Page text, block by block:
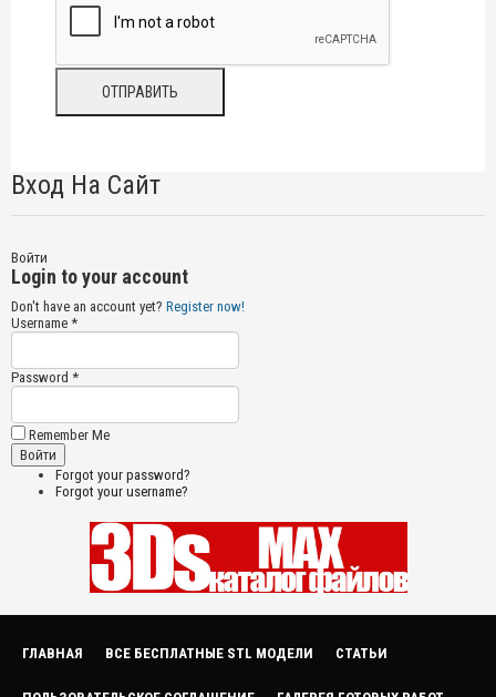
Вход На Сайт
Войти
Login to your account
Don't have an account yet? Register now!
Username *
Password *
Remember Me
Forgot your password?
Forgot your username?
ГЛАВНАЯ ВСЕ БЕСПЛАТНЫЕ STL МОДЕЛИ СТАТЬИ